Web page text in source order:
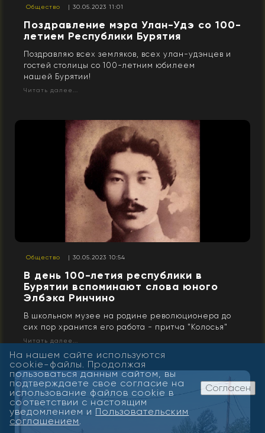
Общество | 30.05.2023 11:01
Поздравление мэра Улан-Удэ со 100-
летием Республики Бурятия
Поздравляю всех земляков, всех улан-удэнцев и
гостей столицы со 100-летним юбилеем
нашей Бурятии!
Читать далее...
Общество | 30.05.2023 10:54
В день 100-летия республики в
Бурятии вспоминают слова юного
Элбэка Ринчино
В школьном музее на родине революционера до
сих пор хранится его работа - притча "Колосья"
Читать далее...
На нашем сайте используются
cookie-файлы. Продолжая
пользоваться данным сайтом, вы
подтверждаете свое согласие на
использование файлов cookie в
соответствии с настоящим
уведомлением и Пользовательским
соглашением.
Согласен